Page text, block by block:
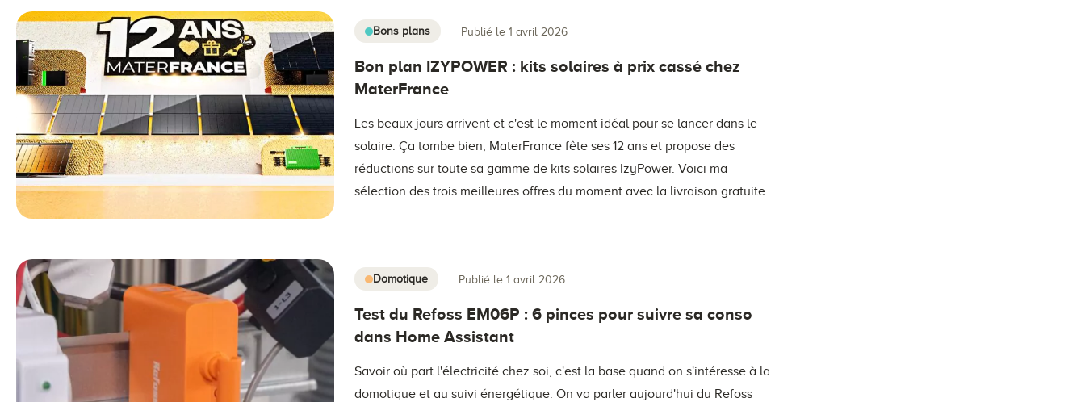
Bons plans Publié le 1 avril 2026
Bon plan IZYPOWER : kits solaires à prix cassé chez
MaterFrance
Les beaux jours arrivent et c'est le moment idéal pour se lancer dans le
solaire. Ça tombe bien, MaterFrance fête ses 12 ans et propose des
réductions sur toute sa gamme de kits solaires IzyPower. Voici ma
sélection des trois meilleures offres du moment avec la livraison gratuite.
Domotique Publié le 1 avril 2026
Test du Refoss EM06P : 6 pinces pour suivre sa conso
dans Home Assistant
Savoir où part l'électricité chez soi, c'est la base quand on s'intéresse à la
domotique et au suivi énergétique. On va parler aujourd'hui du Refoss